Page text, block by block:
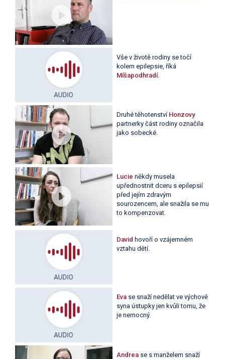
Vše v životě rodiny se točí
kolem epilepsie, říká
Míšapodhradí.
Druhé těhotenstvíHonzovy
partnerky část rodiny označila
jako sobecké.
Lucie někdy musela
upřednostnit dceru s epilepsií
před jejím zdravým
sourozencem, ale snažila se mu
to kompenzovat.
David hovoří o vzájemném
vztahu dětí.
Eva se snaží nedělat ve výchově
syna ústupky jen kvůli tomu, že
je nemocný.
Andrea se s manželem snaží